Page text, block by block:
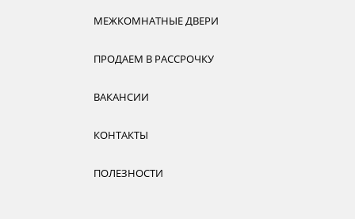
МЕЖКОМНАТНЫЕ ДВЕРИ
ПРОДАЕМ В РАССРОЧКУ
ВАКАНСИИ
КОНТАКТЫ
ПОЛЕЗНОСТИ